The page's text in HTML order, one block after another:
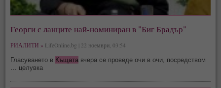
Георги с ланците най-номиниран в "Биг Брадър"
РИАЛИТИ » LifeOnline.bg | 22 ноември, 03:54
Гласуването в Къщата вчера се проведе очи в очи, посредством
… целувка